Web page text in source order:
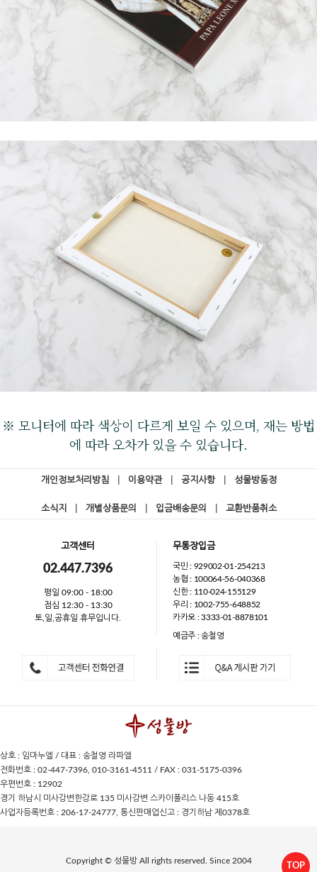
TOP
※ 모니터에 따라 색상이 다르게 보일 수 있으며, 재는 방법
에 따라 오차가 있을 수 있습니다.
개인정보처리방침 이용약관 공지사항 성물방동정
소식지 개별상품문의 입금배송문의 교환반품취소
고객센터
02.447.7396
평일 09:00 - 18:00
점심 12:30 - 13:30
토,일,공휴일 휴무입니다.
무통장입금
국민 : 929002-01-254213
농협 : 100064-56-040368
신한 : 110-024-155129
우리 : 1002-755-648852
카카오 : 3333-01-8878101
예금주 : 송철영
상호 : 임마누엘 / 대표 : 송철영 라파엘
전화번호 : 02-447-7396, 010-3161-4511 / FAX : 031-5175-0396
우편번호 : 12902
경기 하남시 미사강변한강로 135 미사강변 스카이폴리스 나동 415호
사업자등록번호 : 206-17-24777, 통신판매업신고 : 경기하남 제0378호
Copyright © 성물방 All rights reserved. Since 2004